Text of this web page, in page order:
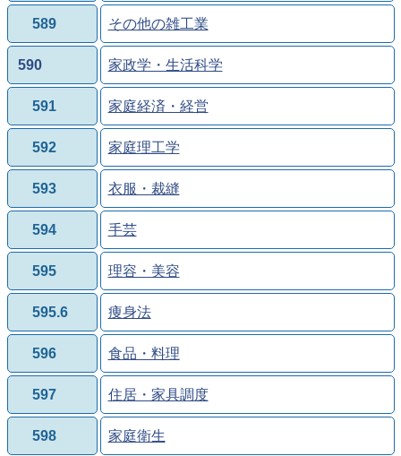
589 その他の雑工業
590 家政学・生活科学
591 家庭経済・経営
592 家庭理工学
593 衣服・裁縫
594 手芸
595 理容・美容
595.6 痩身法
596 食品・料理
597 住居・家具調度
598 家庭衛生